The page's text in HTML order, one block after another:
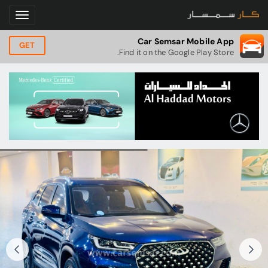
Car Semsar Mobile App
Find it on the Google Play Store.
GET